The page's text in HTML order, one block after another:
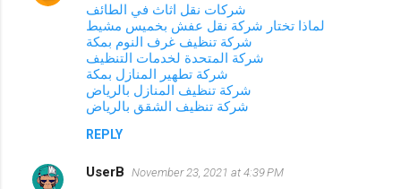
شركات نقل اثاث في الطائف
لماذا تختار شركة نقل عفش بخميس مشيط
شركة تنظيف غرف النوم بمكة
شركة المتحدة لخدمات التنظيف
شركة تطهير المنازل بمكة
شركة تنظيف المنازل بالرياض
شركة تنظيف الشقق بالرياض
REPLY
UserB November 23, 2021 at 4:39 PM